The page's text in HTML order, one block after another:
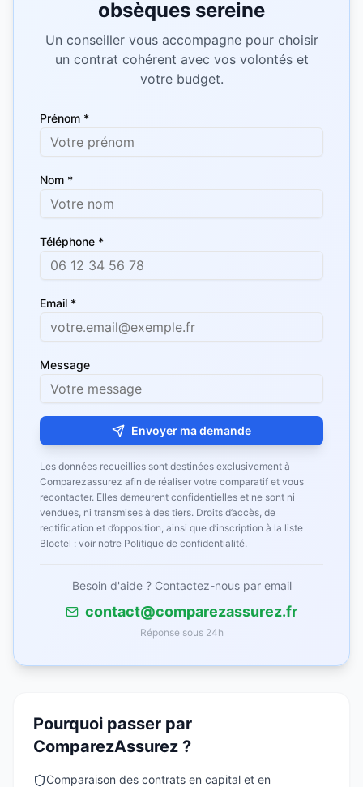
obsèques sereine
Un conseiller vous accompagne pour choisir
un contrat cohérent avec vos volontés et
votre budget.
Prénom *
Nom *
Téléphone *
Email *
Message
Envoyer ma demande
Les données recueillies sont destinées exclusivement à
Comparezassurez afin de réaliser votre comparatif et vous
recontacter. Elles demeurent confidentielles et ne sont ni
vendues, ni transmises à des tiers. Droits d’accès, de
rectification et d’opposition, ainsi que d’inscription à la liste
Bloctel : voir notre Politique de confidentialité.
Besoin d'aide ? Contactez-nous par email
contact@comparezassurez.fr
Réponse sous 24h
Pourquoi passer par
ComparezAssurez ?
Comparaison des contrats en capital et en